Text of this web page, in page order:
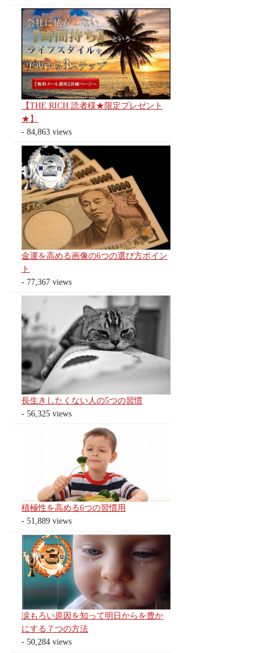
【THE RICH 読者様★限定プレゼント
★】
- 84,863 views
金運を高める画像の6つの選び方ポイン
ト
- 77,367 views
長生きしたくない人の5つの習慣
- 56,325 views
積極性を高める6つの習慣用
- 51,889 views
涙もろい原因を知って明日からを豊か
にする７つの方法
- 50,284 views